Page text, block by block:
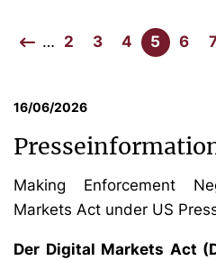
… 2 3 4 5 6
16/06/2026
Making Enforcement
Markets Act under US
Der Digital Markets Act